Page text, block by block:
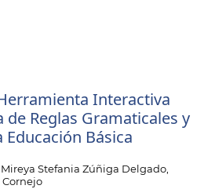
Interactiva
de Reglas Gramaticales y
Básica
Stefania Zúñiga Delgado,